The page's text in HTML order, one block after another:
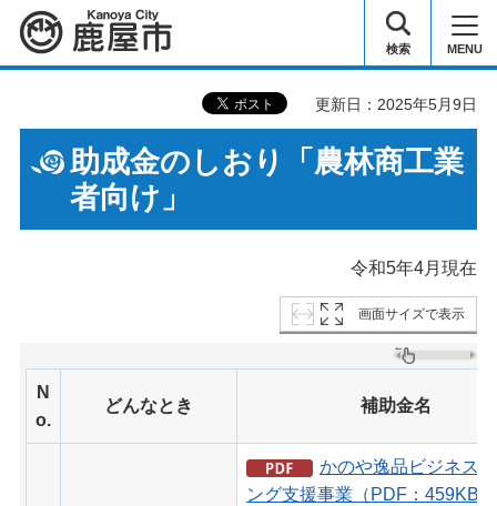
鹿屋市 検索 MENU
更新日：2025年5月9日
助成金のしおり「農林商工業
者向け」
令和5年4月現在
画面サイズで表示
N
o.
どんなとき 補助金名
かのや逸品ビジネス
ング支援事業（PDF：459KB）